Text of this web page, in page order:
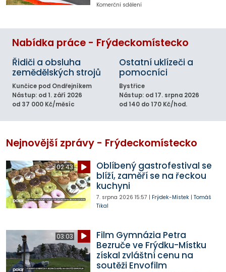
Komerční sdělení
Nabídka práce - Frýdeckomístecko
Řidiči a obsluha
zemědělských strojů
Kunčice pod Ondřejníkem
Nástup: od 1. září 2026
od 37 000 Kč/měsíc
Ostatní uklízeči a
pomocníci
Bystřice
Nástup: od 17. srpna 2026
od 140 do 170 Kč/hod.
Nejnovější zprávy - Frýdeckomístecko
02:43
Oblíbený gastrofestival se
blíží, zaměří se na řeckou
kuchyni
7. srpna 2026 15:57 | Frýdek-Místek| Tomáš
Tikal
03:03
Film Gymnázia Petra
Bezruče ve Frýdku-Místku
získal zvláštní cenu na
soutěži Envofilm